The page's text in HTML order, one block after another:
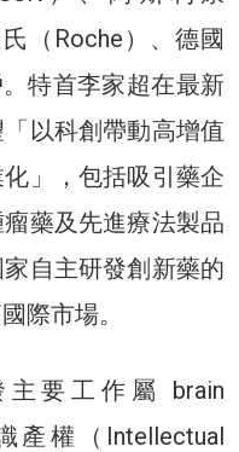
（Roche）、德國
特首李家超在最新
以科創帶動高增值
」，包括吸引藥企
藥及先進療法製品
自主研發創新藥的
際市場。
要工作屬 brain
產權（Intellectual